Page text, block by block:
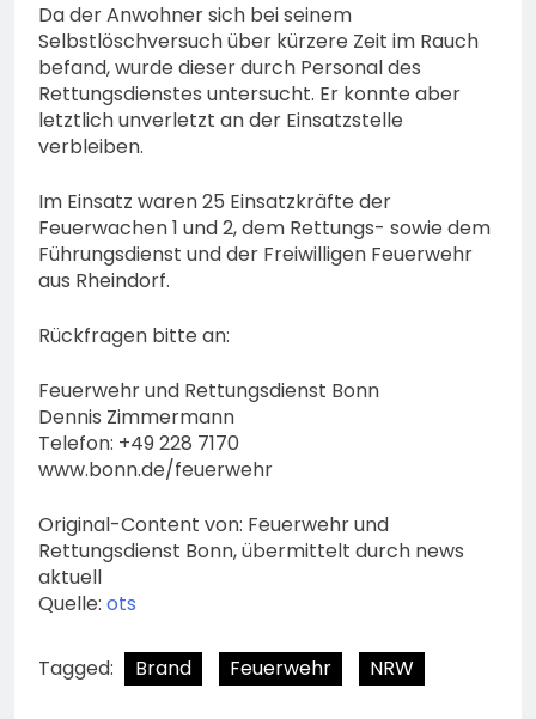
Da der Anwohner sich bei seinem
Selbstlöschversuch über kürzere Zeit im Rauch
befand, wurde dieser durch Personal des
Rettungsdienstes untersucht. Er konnte aber
letztlich unverletzt an der Einsatzstelle
verbleiben.
Im Einsatz waren 25 Einsatzkräfte der
Feuerwachen 1 und 2, dem Rettungs- sowie dem
Führungsdienst und der Freiwilligen Feuerwehr
aus Rheindorf.
Rückfragen bitte an:
Feuerwehr und Rettungsdienst Bonn
Dennis Zimmermann
Telefon: +49 228 7170
www.bonn.de/feuerwehr
Original-Content von: Feuerwehr und
Rettungsdienst Bonn, übermittelt durch news
aktuell
Quelle: ots
Tagged: Brand Feuerwehr NRW